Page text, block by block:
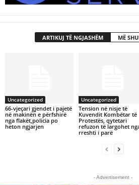
ARTIKUJ TË NGJASHËM MË
Uncategorized
66-vjeçari gjendet i pajetë
në makinën e përfshirë
nga flakët,policia po
heton ngjarjen
Uncategorized
Tension në nisje të
Kuvendit Kombëtar të
Protestës, qytetari
refuzon të largohet
rreshti i parë
- Advertisement -